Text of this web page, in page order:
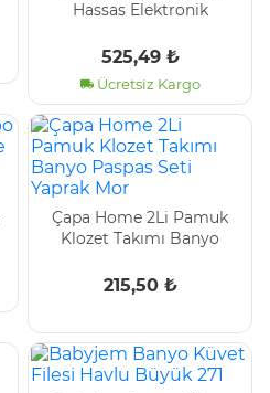
Hassas Elektronik
Tartı 500 Gr / 0.1 Gr
525,49 ₺
Ücretsiz Kargo
Çapa Home 2Li Pamuk
Klozet Takımı Banyo
215,50 ₺